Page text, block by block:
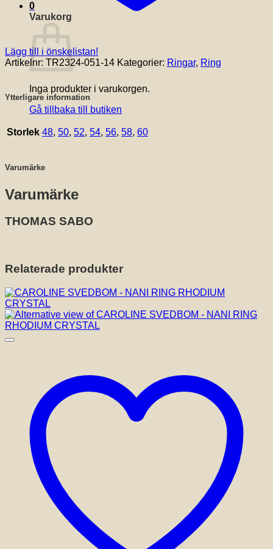
0
Varukorg
Inga produkter i varukorgen.
Gå tillbaka till butiken
Lägg till i önskelistan!
Artikelnr: TR2324-051-14 Kategorier: Ringar, Ring
Ytterligare information
Storlek 48, 50, 52, 54, 56, 58, 60
Varumärke
Varumärke
THOMAS SABO
Relaterade produkter